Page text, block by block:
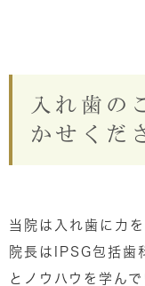
入れ歯の
かせくだ
当院は入れ歯に力
院長はIPSG包括歯
とノウハウを学んで